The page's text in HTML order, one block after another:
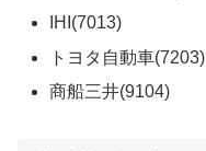
IHI(7013)
トヨタ自動車(7203)
商船三井(9104)